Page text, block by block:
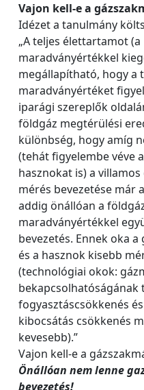
Vajon kell‐e a
Idézet a tanulmány
„A teljes élettartamot (a
maradványértékkel
megállapítható, hogy a
maradványértéket
iparági szereplők
földgáz megtérülési
különbség, hogy amíg
(tehát figyelembe véve
hasznokat is) a
mérés bevezetése már
addig önállóan a
maradványértékkel
bevezetés. Ennek oka
és a hasznok kisebb
(technológiai okok:
fogyasztáscsökkenés
kibocsátás csökkenés
kevesebb).”
Vajon kell‐e a
Önállóan nem lenne
bevezetés!